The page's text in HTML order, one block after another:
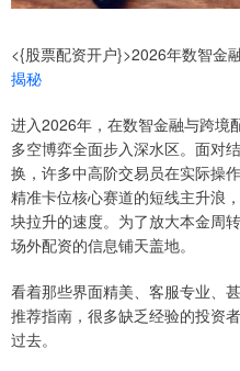
<{股票配资开户}>2026年数智金
揭秘
进入2026年，在数智金融与跨境
多空博弈全面步入深水区。面对
换，许多中高阶交易员在实际
精准卡位核心赛道的短线主升浪
块拉升的速度。为了放大本金周
场外配资的信息铺天盖地。
看着那些界面精美、客服专业、
推荐指南，很多缺乏经验的投资
过去。